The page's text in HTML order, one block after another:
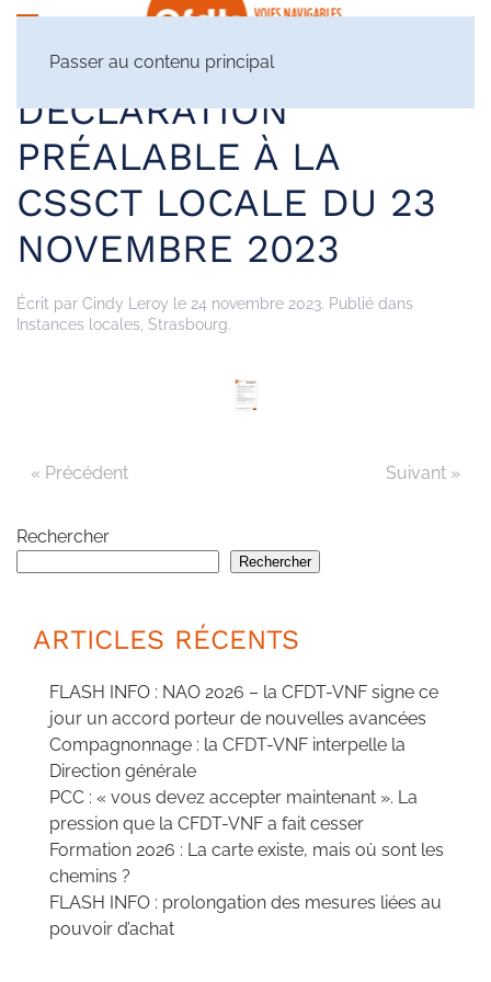
Passer au contenu principal
DÉCLARATION
PRÉALABLE À LA
CSSCT LOCALE DU 23
NOVEMBRE 2023
Écrit par Cindy Leroy le 24 novembre 2023. Publié dans
Instances locales Strasbourg.
« Précédent Suivant »
Rechercher
Rechercher
ARTICLES RÉCENTS
FLASH INFO : NAO 2026 – la CFDT-VNF signe ce
jour un accord porteur de nouvelles avancées
Compagnonnage : la CFDT-VNF interpelle la
Direction générale
PCC : « vous devez accepter maintenant ». La
pression que la CFDT-VNF a fait cesser
Formation 2026 : La carte existe, mais où sont les
chemins ?
FLASH INFO : prolongation des mesures liées au
pouvoir d’achat